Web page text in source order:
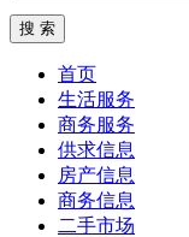
首页
生活服务
商务服务
供求信息
房产信息
商务信息
二手市场